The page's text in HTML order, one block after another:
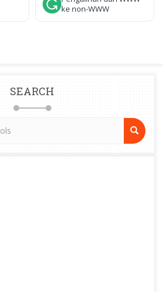
ke non-WWW
SEARCH